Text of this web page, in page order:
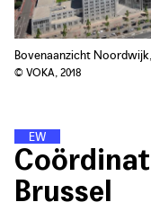
Bovenaanzicht
© VOKA, 2018
EN
E
R
G
IE
W
Brussel